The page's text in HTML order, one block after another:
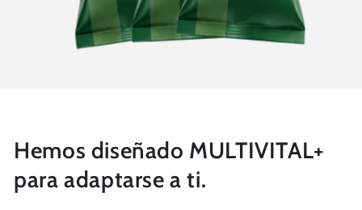
Hemos diseñado MULTIVITAL+
para adaptarse a ti.